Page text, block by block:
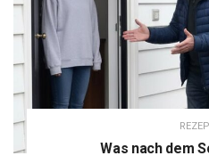
Was nach dem